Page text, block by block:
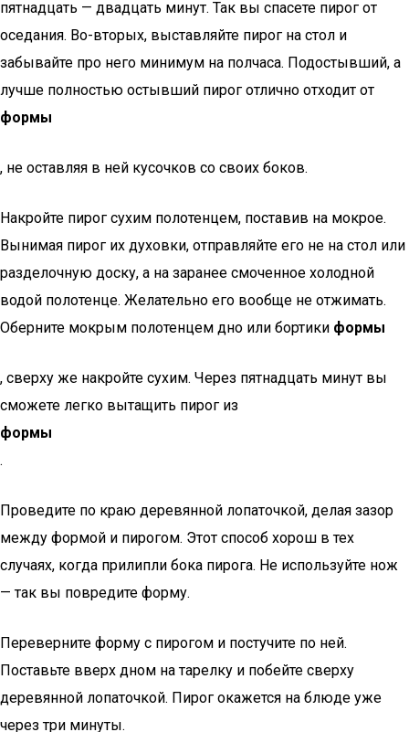
пятнадцать — двадцать минут. Так вы спасете пирог от
оседания. Во-вторых, выставляйте пирог на стол и
забывайте про него минимум на полчаса. Подостывший, а
лучше полностью остывший пирог отлично отходит от
формы
, не оставляя в ней кусочков со своих боков.
Накройте пирог сухим полотенцем, поставив на мокрое.
Вынимая пирог их духовки, отправляйте его не на стол или
разделочную доску, а на заранее смоченное холодной
водой полотенце. Желательно его вообще не отжимать.
Оберните мокрым полотенцем дно или бортики формы
, сверху же накройте сухим. Через пятнадцать минут вы
сможете легко вытащить пирог из
формы
.
Проведите по краю деревянной лопаточкой, делая зазор
между формой и пирогом. Этот способ хорош в тех
случаях, когда прилипли бока пирога. Не используйте нож
— так вы повредите форму.
Переверните форму с пирогом и постучите по ней.
Поставьте вверх дном на тарелку и побейте сверху
деревянной лопаточкой. Пирог окажется на блюде уже
через три минуты.